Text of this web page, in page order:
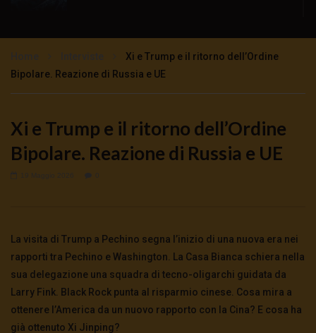
sovranità neutralità
757
4.2K 51
Xi e Trump e il ritorno dell’Ordine
Bipolare. Reazione di Russia e UE
Xi e Trump e il ritorno dell’Ordine
Bipolare. Reazione di Russia e UE
La visita di Trump a Pechino segna l’inizio di una nuova era nei
rapporti tra Pechino e Washington. La Casa Bianca schiera nella
sua delegazione una squadra di tecno-oligarchi guidata da
Larry Fink. Black Rock punta al risparmio cinese. Cosa mira a
ottenere l’America da un nuovo rapporto con la Cina? E cosa ha
già ottenuto Xi Jinping?